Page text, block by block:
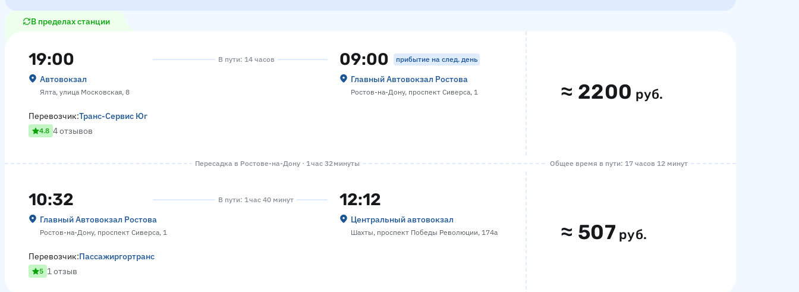
В пределах станции
19:00
Автовокзал
Ялта, улица Московская, 8
В пути: 14 часов 09:00 прибытие на след. день
Главный Автовокзал Ростова
Ростов-на-Дону, проспект Сиверса, 1 ≈ 2200 руб.
Перевозчик:Транс-Сервис Юг
4.8 4 отзывов
Пересадка в Ростове-на-Дону · 1 час 32 минуты Общее время в пути: 17 часов 12 минут
10:32
Главный Автовокзал Ростова
Ростов-на-Дону, проспект Сиверса, 1
В пути: 1 час 40 минут 12:12
Центральный автовокзал
Шахты, проспект Победы Революции, 174а ≈ 507 руб.
Перевозчик:Пассажиргортранс
5 1 отзыв